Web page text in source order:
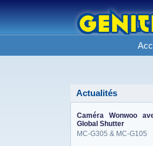
Actualités
Caméra Wonwoo
Global Shutter
MC-G305 & MC-G105